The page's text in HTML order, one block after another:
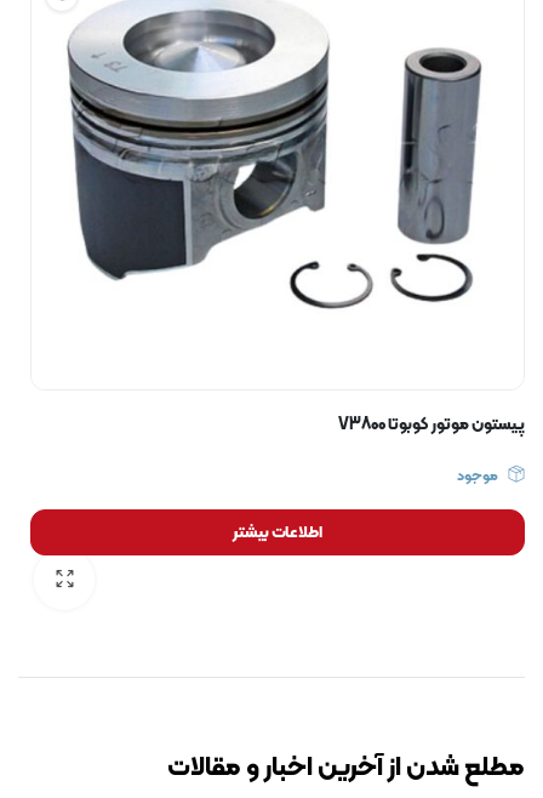
پیستون موتور کوبوتا V3800
موجود
اطلاعات بیشتر
مطلع شدن از آخرین اخبار و مقالات